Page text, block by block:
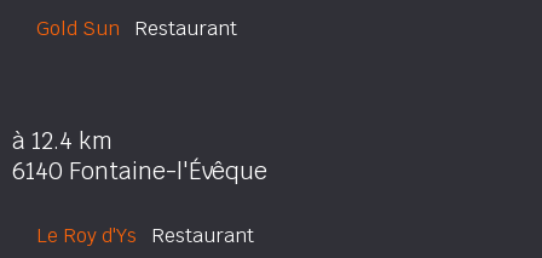
Gold Sun Restaurant
à 12.4 km
6140 Fontaine-l'Évêque
Le Roy d'Ys Restaurant